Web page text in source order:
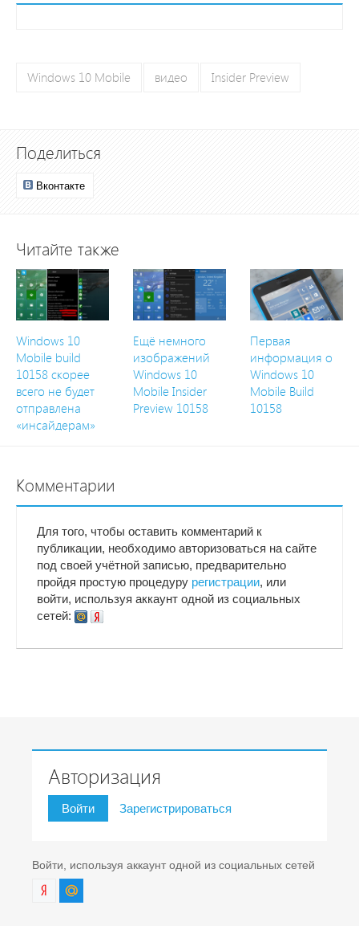
Windows 10 Mobile видео Insider Preview
Поделиться
Вконтакте
Читайте также
Windows 10
Mobile build
10158 скорее
всего не будет
отправлена
«инсайдерам»
Ещё немного
изображений
Windows 10
Mobile Insider
Preview 10158
Первая
информация о
Windows 10
Mobile Build
10158
Комментарии
Для того, чтобы оставить комментарий к
публикации, необходимо авторизоваться на сайте
под своей учётной записью, предварительно
пройдя простую процедуру регистрации, или
войти, используя аккаунт одной из социальных
сетей:
Авторизация
Войти Зарегистрироваться
Войти, используя аккаунт одной из социальных сетей